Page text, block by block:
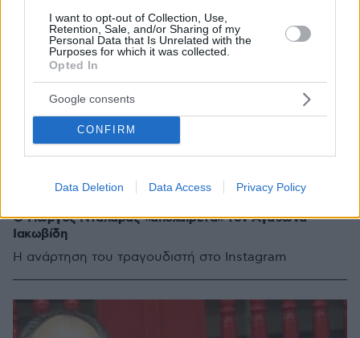
I want to opt-out of Collection, Use,
Retention, Sale, and/or Sharing of my
Personal Data that Is Unrelated with the
Purposes for which it was collected.
Opted In
Google consents
CONFIRM
Data Deletion Data Access Privacy Policy
Ο Γιώργος Νταλάρας «αποχαιρετά» τον Αγάθωνα
Ιακωβίδη
Η ανάρτηση του τραγουδιστή στο Instagram